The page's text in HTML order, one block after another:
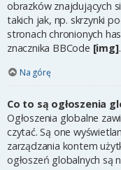
obrazków znajdujących
takich jak, np. skrzynki
stronach chronionych
znacznika BBCode [img].
Na górę
Co to są ogłoszenia
Ogłoszenia globalne
czytać. Są one
zarządzania kontem
ogłoszeń globalnych są